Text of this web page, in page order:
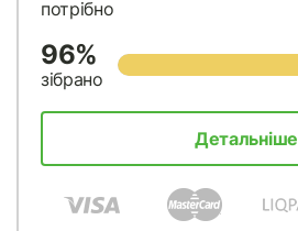
потрібно
96%
зібрано
Детальніше